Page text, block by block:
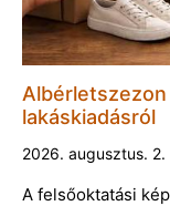
lakáskiadásról
2026. augusztus.
A felsőoktatási